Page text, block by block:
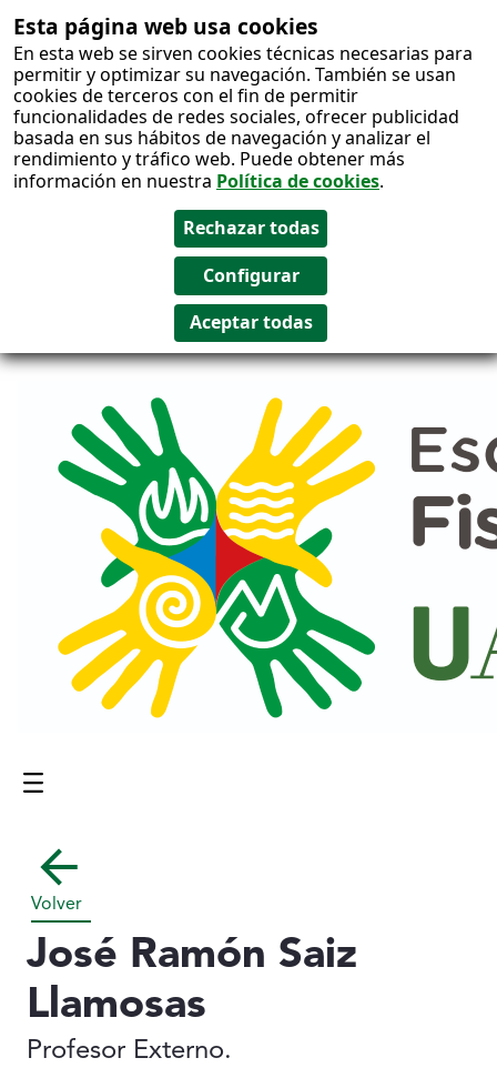
Esta página web usa cookies
En esta web se sirven cookies técnicas necesarias para
permitir y optimizar su navegación. También se usan
cookies de terceros con el fin de permitir
funcionalidades de redes sociales, ofrecer publicidad
basada en sus hábitos de navegación y analizar el
rendimiento y tráfico web. Puede obtener más
información en nuestra Política de cookies.
Salto al
contenido
Contenido principal
Volver
José Ramón Saiz
Llamosas
Profesor Externo.